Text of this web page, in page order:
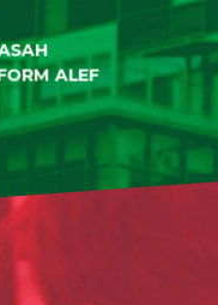
ALEF